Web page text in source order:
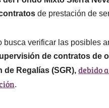
de prestación de
busca verificar las posibles
de contratos de
de Regalías (SGR), debido
.